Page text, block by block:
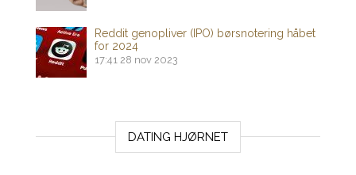
Reddit genopliver (IPO) børsnotering håbet
for 2024
17:41 28 nov 2023
DATING HJØRNET